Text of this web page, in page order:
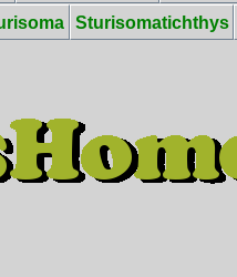
Sturisomatichthys